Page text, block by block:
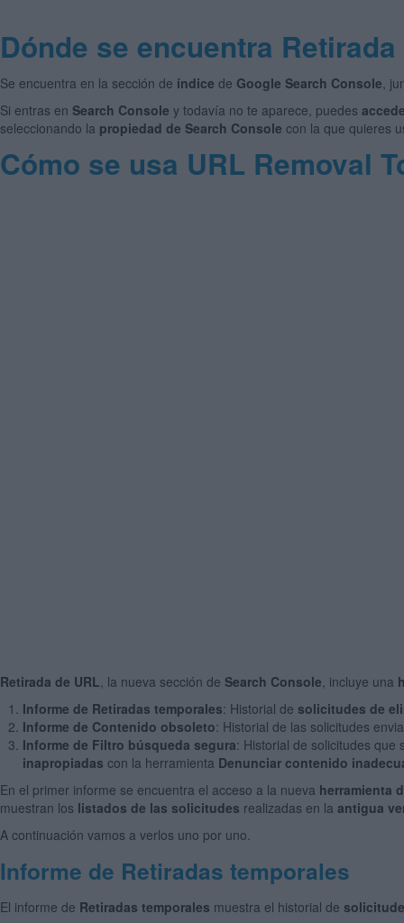
Dónde se encuentra
Se encuentra en la sección de índice de Google Search Console ,
Si entras en Search Console y todavía no te aparece, puedes
seleccionando la propiedad de Search Console con la que quieres
Cómo se usa URL Removal
Retirada de URL , la nueva sección de Search Console , incluye una
Informe de Retiradas temporales: Historial de solicitudes de
Informe de Contenido obsoleto: Historial de las solicitudes
Informe de Filtro búsqueda segura: Historial de solicitudes
inapropiadas con la herramienta Denunciar contenido
En el primer informe se encuentra el acceso a la nueva herramienta
muestran los listados de las solicitudes realizadas en la antigua
A continuación vamos a verlos uno por uno.
Informe de Retiradas temporales
El informe de Retiradas temporales muestra el historial de